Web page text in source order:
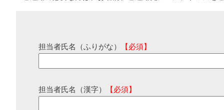
担当者氏名（ふりがな） 【必須】
担当者氏名（漢字） 【必須】